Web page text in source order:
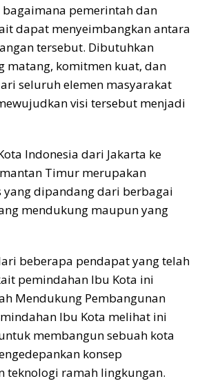
pemerintah dan
dapat menyeimbangkan antara
tersebut. Dibutuhkan
matang, komitmen kuat, dan
seluruh elemen masyarakat
visi tersebut menjadi
Indonesia dari Jakarta ke
Timur merupakan
yang dipandang dari berbagai
mendukung maupun yang
beberapa pendapat yang telah
pemindahan Ibu Kota ini
Mendukung Pembangunan
Ibu Kota melihat ini
membangun sebuah kota
konsep
teknologi ramah lingkungan.